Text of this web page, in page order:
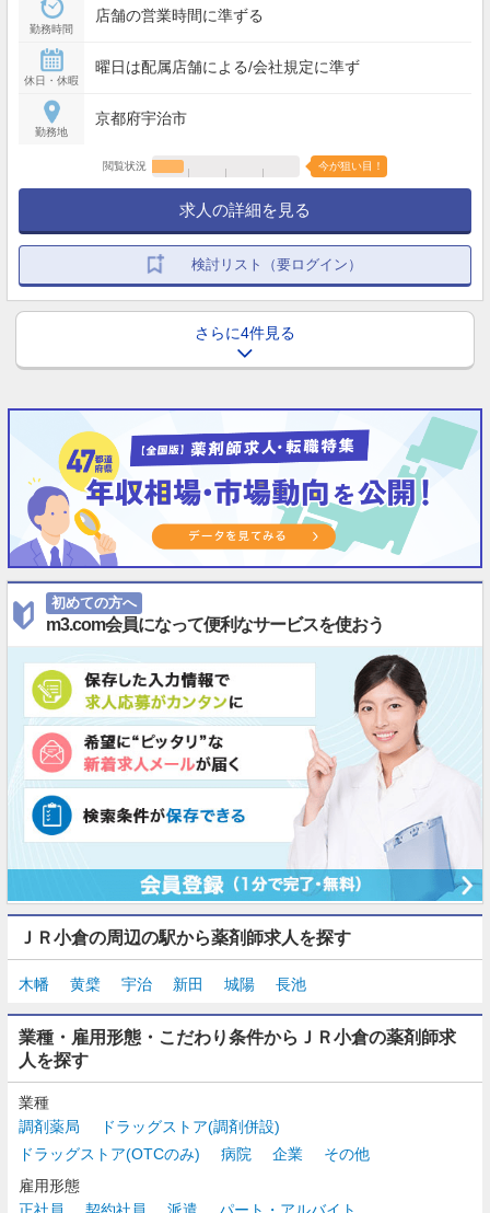
勤務時間
店舗の営業時間に準ずる
休日・休暇
曜日は配属店舗による/会社規定に準ず
勤務地
京都府宇治市
閲覧状況 今が狙い目！
求人の詳細を見る
検討リスト（要ログイン）
さらに4件見る
初めての方へ
m3.com会員になって便利なサービスを使おう
ＪＲ小倉の周辺の駅から薬剤師求人を探す
木幡 黄檗 宇治 新田 城陽 長池
業種・雇用形態・こだわり条件からＪＲ小倉の薬剤師求
人を探す
業種
調剤薬局
ドラッグストア(調剤併設)
ドラッグストア(OTCのみ)
病院 企業
その他
雇用形態
正社員
契約社員 派遣 パート・アルバイト